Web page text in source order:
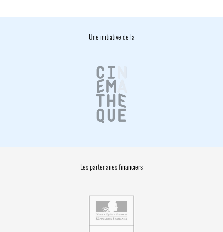
Une initiative de la
Les partenaires financiers